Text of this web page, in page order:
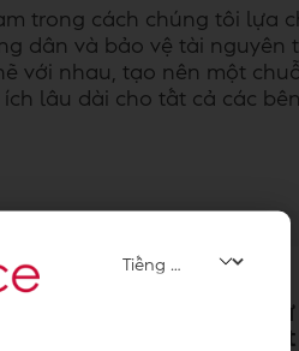
trong cách chúng tôi lựa
dân và bảo vệ tài nguyên
với nhau, tạo nên một
lâu dài cho tất cả các
Place Việt Nam lần
50 Doanh nghiệp